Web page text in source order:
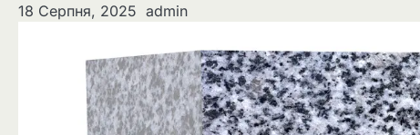
18 Серпня, 2025 admin